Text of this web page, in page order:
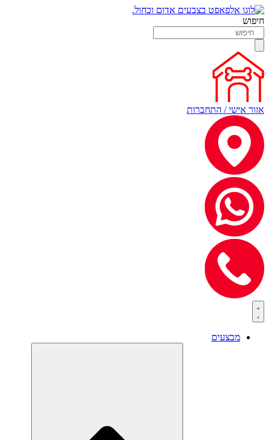
חיפוש
אזור אישי / התחברות
מבצעים